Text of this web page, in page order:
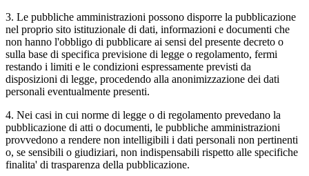
3. Le pubbliche amministrazioni possono disporre la pubblicazione
nel proprio sito istituzionale di dati, informazioni e documenti che
non hanno l'obbligo di pubblicare ai sensi del presente decreto o
sulla base di specifica previsione di legge o regolamento, fermi
restando i limiti e le condizioni espressamente previsti da
disposizioni di legge, procedendo alla anonimizzazione dei dati
personali eventualmente presenti.
4. Nei casi in cui norme di legge o di regolamento prevedano la
pubblicazione di atti o documenti, le pubbliche amministrazioni
provvedono a rendere non intelligibili i dati personali non pertinenti
o, se sensibili o giudiziari, non indispensabili rispetto alle specifiche
finalita' di trasparenza della pubblicazione.